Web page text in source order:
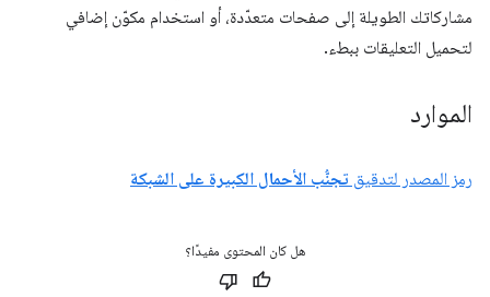
مشاركاتك الطويلة إلى صفحات متعدّدة، أو استخدام مكوّن إضافي
لتحميل التعليقات ببطء.
الموارد
رمز المصدر لتدقيق تجنُّب الأحمال الكبيرة على الشبكة
هل كان المحتوى مفيدًا؟